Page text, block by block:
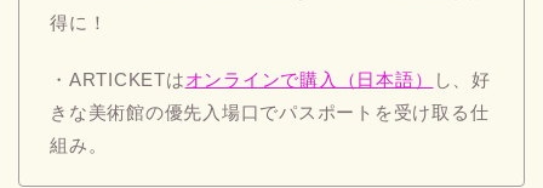
得に！
・ARTICKETはオンラインで購入（日本語）
し、好
きな美術館の優先入場口でパスポートを受け取る仕
組み。